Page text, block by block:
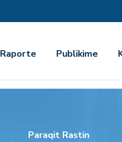
Raporte Publikime
Paraqit Rastin